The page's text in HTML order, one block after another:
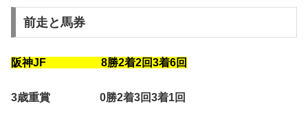
前走と馬券
阪神JF 8勝2着2回3着6回
3歳重賞 0勝2着3回3着1回